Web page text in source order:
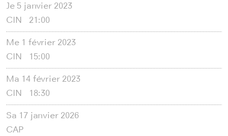
Je 5 janvier 2023
CIN
21:00
Me 1 février 2023
CIN
15:00
Ma 14 février 2023
CIN
18:30
Sa 17 janvier 2026
CAP